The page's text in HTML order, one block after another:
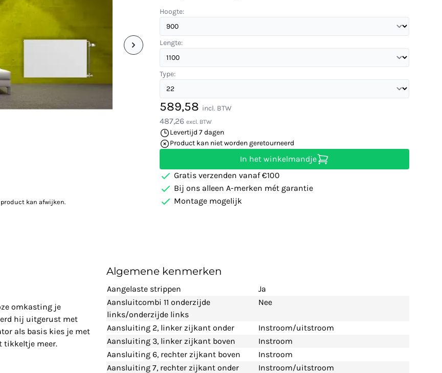
kan afwijken.
Hoogte:
Lengte:
Type:
589,58 incl. BTW
487,26 excl. BTW
Levertijd 7 dagen
Product kan niet worden geretourneerd
In het winkelmandje
Gratis verzenden vanaf €100
Bij ons alleen A-merken mét garantie
Montage mogelijk
omkasting je
hij uitgerust met
als basis kies je met
tikkeltje meer.
Algemene kenmerken
Aangelaste strippen
Ja
Aansluitcombi 11 onderzijde
links/onderzijde links
Nee
Aansluiting 2, linker zijkant onder
Instroom/uitstroom
Aansluiting 3, linker zijkant boven
Instroom
Aansluiting 6, rechter zijkant boven
Instroom
Aansluiting 7, rechter zijkant onder
Instroom/uitstroom